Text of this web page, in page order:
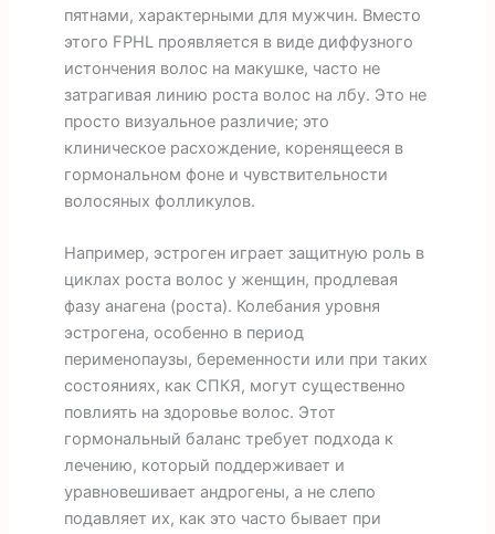
пятнами, характерными для мужчин. Вместо
этого FPHL проявляется в виде диффузного
истончения волос на макушке, часто не
затрагивая линию роста волос на лбу. Это не
просто визуальное различие; это
клиническое расхождение, коренящееся в
гормональном фоне и чувствительности
волосяных фолликулов.
Например, эстроген играет защитную роль в
циклах роста волос у женщин, продлевая
фазу анагена (роста). Колебания уровня
эстрогена, особенно в период
перименопаузы, беременности или при таких
состояниях, как СПКЯ, могут существенно
повлиять на здоровье волос. Этот
гормональный баланс требует подхода к
лечению, который поддерживает и
уравновешивает андрогены, а не слепо
подавляет их, как это часто бывает при